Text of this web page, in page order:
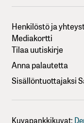
Henkilöstö ja
Mediakortti
Tilaa uutiskirje
Anna palautetta
Sisällöntuottajaksi
Kuvapankkikuvat: